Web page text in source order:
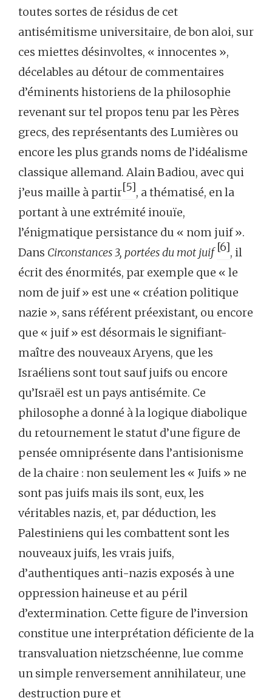
toutes sortes de résidus de cet
antisémitisme universitaire, de bon aloi, sur
ces miettes désinvoltes, « innocentes »,
décelables au détour de commentaires
d’éminents historiens de la philosophie
revenant sur tel propos tenu par les Pères
grecs, des représentants des Lumières ou
encore les plus grands noms de l’idéalisme
classique allemand. Alain Badiou, avec qui
j’eus maille à partir[5], a thématisé, en la
portant à une extrémité inouïe,
l’énigmatique persistance du « nom juif ».
Dans Circonstances 3, portées du mot juif[6], il
écrit des énormités, par exemple que « le
nom de juif » est une « création politique
nazie », sans référent préexistant, ou encore
que « juif » est désormais le signifiant-
maître des nouveaux Aryens, que les
Israéliens sont tout sauf juifs ou encore
qu’Israël est un pays antisémite. Ce
philosophe a donné à la logique diabolique
du retournement le statut d’une figure de
pensée omniprésente dans l’antisionisme
de la chaire : non seulement les « Juifs » ne
sont pas juifs mais ils sont, eux, les
véritables nazis, et, par déduction, les
Palestiniens qui les combattent sont les
nouveaux juifs, les vrais juifs,
d’authentiques anti-nazis exposés à une
oppression haineuse et au péril
d’extermination. Cette figure de l’inversion
constitue une interprétation déficiente de la
transvaluation nietzschéenne, lue comme
un simple renversement annihilateur, une
destruction pure et